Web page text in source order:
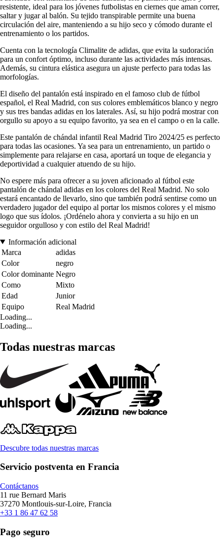
resistente, ideal para los jóvenes futbolistas en ciernes que aman correr,
saltar y jugar al balón. Su tejido transpirable permite una buena
circulación del aire, manteniendo a su hijo seco y cómodo durante el
entrenamiento o los partidos.
Cuenta con la tecnología Climalite de adidas, que evita la sudoración
para un confort óptimo, incluso durante las actividades más intensas.
Además, su cintura elástica asegura un ajuste perfecto para todas las
morfologías.
El diseño del pantalón está inspirado en el famoso club de fútbol
español, el Real Madrid, con sus colores emblemáticos blanco y negro
y sus tres bandas adidas en los laterales. Así, su hijo podrá mostrar con
orgullo su apoyo a su equipo favorito, ya sea en el campo o en la calle.
Este pantalón de chándal infantil Real Madrid Tiro 2024/25 es perfecto
para todas las ocasiones. Ya sea para un entrenamiento, un partido o
simplemente para relajarse en casa, aportará un toque de elegancia y
deportividad a cualquier atuendo de su hijo.
No espere más para ofrecer a su joven aficionado al fútbol este
pantalón de chándal adidas en los colores del Real Madrid. No solo
estará encantado de llevarlo, sino que también podrá sentirse como un
verdadero jugador del equipo al portar los mismos colores y el mismo
logo que sus ídolos. ¡Ordénelo ahora y convierta a su hijo en un
seguidor orgulloso y con estilo del Real Madrid!
Información adicional
Marca
adidas
Color
negro
Color dominante Negro
Como
Mixto
Edad
Junior
Equipo
Real Madrid
Loading...
Loading...
Todas nuestras marcas
Descubre todas nuestras marcas
Servicio postventa en Francia
Contáctanos
11 rue Bernard Maris
37270 Montlouis-sur-Loire, Francia
+33 1 86 47 62 58
Pago seguro